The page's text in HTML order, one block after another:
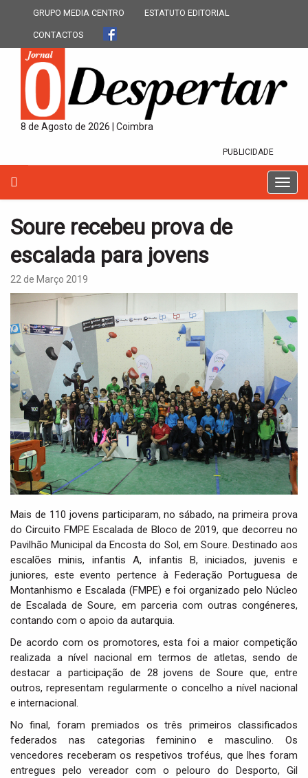
GRUPO MEDIA CENTRO ESTATUTO EDITORIAL
CONTACTOS
8 de Agosto de 2026 | Coimbra
PUBLICIDADE
T
o
i
a
t
o
n
Soure recebeu prova de
escalada para jovens
22 de Março 2019
Mais de 110 jovens participaram, no sábado, na primeira prova
do Circuito FMPE Escalada de Bloco de 2019, que decorreu no
Pavilhão Municipal da Encosta do Sol, em Soure. Destinado aos
escalões minis, infantis A, infantis B, iniciados, juvenis e
juniores, este evento pertence à Federação Portuguesa de
Montanhismo e Escalada (FMPE) e foi organizado pelo Núcleo
de Escalada de Soure, em parceria com outras congéneres,
contando com o apoio da autarquia.
De acordo com os promotores, esta foi a maior competição
realizada a nível nacional em termos de atletas, sendo de
destacar a participação de 28 jovens de Soure que, entre
outros, representam regularmente o concelho a nível nacional
e internacional.
No final, foram premiados os três primeiros classificados
federados nas categorias feminino e masculino. Os
vencedores receberam os respetivos troféus, que lhes foram
entregues pelo vereador com o pelouro do Desporto, Gil